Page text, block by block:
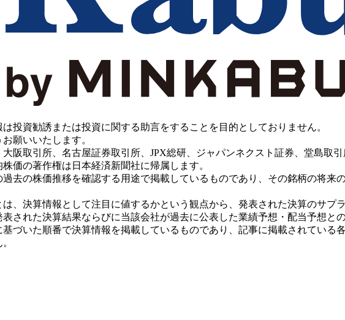
投資勧誘または投資に関する助言をすることを目的としておりません。
願いいたします。
阪取引所、名古屋証券取引所、JPX総研、ジャパンネクスト証券、堂島取引
価の著作権は日本経済新聞社に帰属します。
去の株価推移を確認する用途で掲載しているものであり、その銘柄の将来
、決算情報として注目に値するかという観点から、発表された決算のサプ
された決算結果ならびに当該会社が過去に公表した業績予想・配当予想と
づいた順番で決算情報を掲載しているものであり、記事に掲載されている